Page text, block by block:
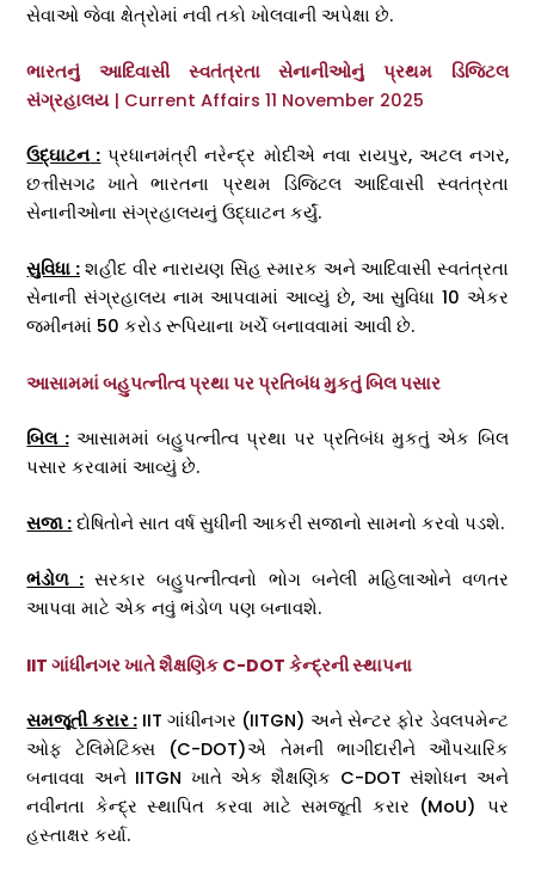
સેવાઓ જેવા ક્ષેત્રોમાં નવી તકો ખોલવાની અપેક્ષા છે.
ભારતનું આદિવાસી સ્વતંત્રતા સેનાનીઓનું પ્રથમ ડિજિટલ
સંગ્રહાલય| Current Affairs 11 November 2025
ઉદ્ઘાટન: પ્રધાનમંત્રી નરેન્દ્ર મોદીએ નવા રાયપુર, અટલ નગર,
છત્તીસગઢ ખાતે ભારતના પ્રથમ ડિજિટલ આદિવાસી સ્વતંત્રતા
સેનાનીઓના સંગ્રહાલયનું ઉદ્ઘાટન કર્યું.
સુવિધા :શહીદ વીર નારાયણ સિંહ સ્મારક અને આદિવાસી સ્વતંત્રતા
સેનાની સંગ્રહાલય નામ આપવામાં આવ્યું છે, આ સુવિધા 10 એકર
જમીનમાં 50 કરોડ રૂપિયાના ખર્ચે બનાવવામાં આવી છે.
આસામમાં બહુપત્નીત્વ પ્રથા પર પ્રતિબંધ મુકતું બિલ પસાર
બિલ :આસામમાં બહુપત્નીત્વ પ્રથા પર પ્રતિબંધ મુકતું એક બિલ
પસાર કરવામાં આવ્યું છે.
સજા : દોષિતોને સાત વર્ષ સુધીની આકરી સજાનો સામનો કરવો પડશે.
ભંડોળ : સરકાર બહુપત્નીત્વનો ભોગ બનેલી મહિલાઓને વળતર
આપવા માટે એક નવું ભંડોળ પણ બનાવશે.
IIT ગાંધીનગર ખાતે શૈક્ષણિક C-DOT કેન્દ્રની સ્થાપના
સમજૂતી કરાર :IIT ગાંધીનગર (IITGN) અને સેન્ટર ફોર ડેવલપમેન્ટ
ઓફ ટેલિમેટિક્સ (C-DOT)એ તેમની ભાગીદારીને ઔપચારિક
બનાવવા અને IITGN ખાતે એક શૈક્ષણિક C-DOT સંશોધન અને
નવીનતા કેન્દ્ર સ્થાપિત કરવા માટે સમજૂતી કરાર (MoU) પર
હસ્તાક્ષર કર્યા.